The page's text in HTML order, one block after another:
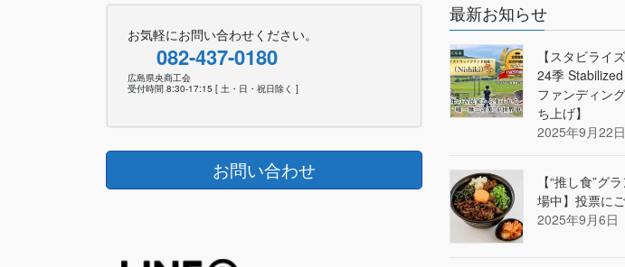
ジ
送
り
お気軽にお問い合わせください。
082-437-0180
広島県央商工会
受付時間 8:30-17:15 [ 土・日・祝日除く ]
お問い合わせ
最新お知らせ
【スタビライ
24季
ファンディン
ち上げ】
2025年9月22日
【“推し食”グ
場中】投票に
2025年9月6日